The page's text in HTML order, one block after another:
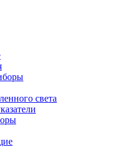
света